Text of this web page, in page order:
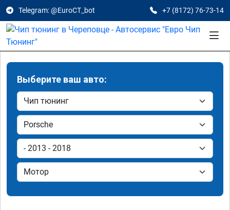
Telegram: @EuroCT_bot +7 (8172) 76-73-14
Выберите ваш авто: